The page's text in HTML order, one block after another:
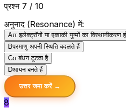
प्रश्न 7 / 10
अनुनाद (Resonance) में:
Aπ इलेक्ट्रॉनों या एकाकी युग्मों का विस्थानीकरण
Bपरमाणु अपनी स्थिति बदलते हैं
Cσ बंधन टूटता है
Dआयन बनते हैं
उत्तर जमा करें →
8